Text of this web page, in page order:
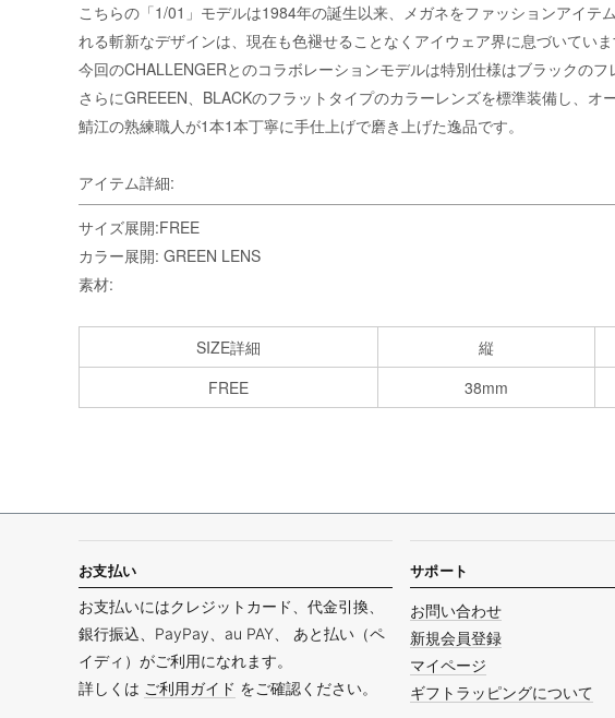
こちらの「1/01」モデルは1984年の誕生以来、メガネをファッションアイ
れる斬新なデザインは、現在も色褪せることなくアイウェア界に息づいていま
今回のCHALLENGERとのコラボレーションモデルは特別仕様はブラックのフ
さらにGREEEN、BLACKのフラットタイプのカラーレンズを標準装備し、オ
鯖江の熟練職人が1本1本丁寧に手仕上げで磨き上げた逸品です。
アイテム詳細:
サイズ展開:FREE
カラー展開: GREEN LENS
素材:
SIZE詳細 縦
FREE
38mm
お支払い
お支払いにはクレジットカード、代金引換、
銀行振込、PayPay、au PAY、 あと払い（ペ
イディ）がご利用になれます。
詳しくは ご利用ガイド をご確認ください。
サポート
お問い合わせ
新規会員登録
マイページ
ギフトラッピングについて